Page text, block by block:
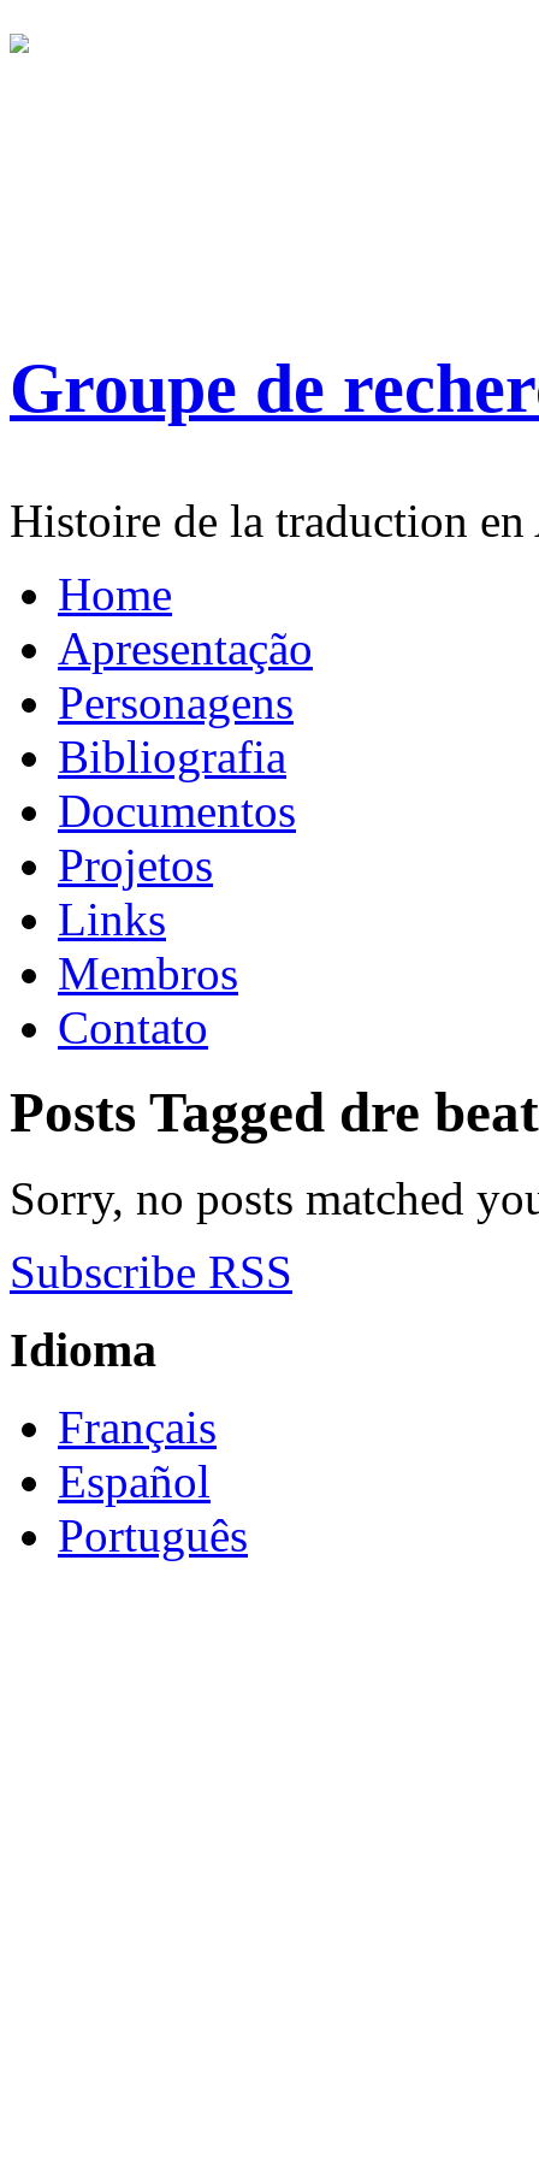
Groupe de
Histoire de la traduction
Home
Apresentação
Personagens
Bibliografia
Documentos
Projetos
Links
Membros
Contato
Posts Tagged dre
Sorry, no posts matched
Subscribe RSS
Idioma
Français
Español
Português